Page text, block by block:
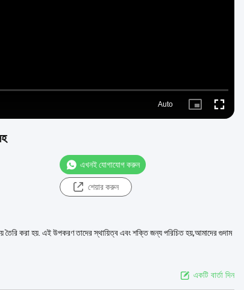
Auto
Picture- Fullscreen
এখনই যোগাযোগ করুন
শেয়ার করুন
তৈরি করা হয়. এই উপকরণ তাদের স্থায়িত্ব এবং শক্তি জন্য পরিচিত হয়,আমাদের গুদাম
একটি বার্তা দিন